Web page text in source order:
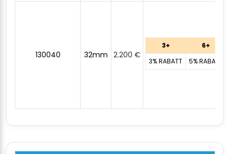
130040 32mm 2.200 €
3+
6+
3% RABATT
5% RABATT